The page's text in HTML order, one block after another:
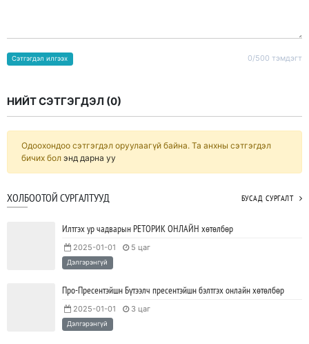
0/500 тэмдэгт
Сэтгэгдэл илгээх
НИЙТ СЭТГЭГДЭЛ (0)
Одоохондоо сэтгэгдэл оруулаагүй байна. Та анхны сэтгэгдэл
бичих бол энд дарна уу
ХОЛБООТОЙ СУРГАЛТУУД БУСАД СУРГАЛТ
Илтгэх ур чадварын РЕТОРИК ОНЛАЙН хөтөлбөр
2025-01-01 5 цаг
Дэлгэрэнгүй
Про-Пресентэйшн Бүтээлч пресентэйшн бэлтгэх онлайн хөтөлбөр
2025-01-01 3 цаг
Дэлгэрэнгүй